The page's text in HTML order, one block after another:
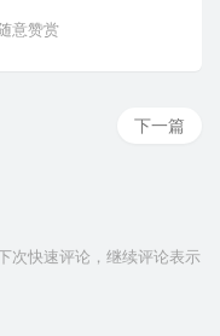
意赞赏
下一篇
次快速评论，继续评论表示